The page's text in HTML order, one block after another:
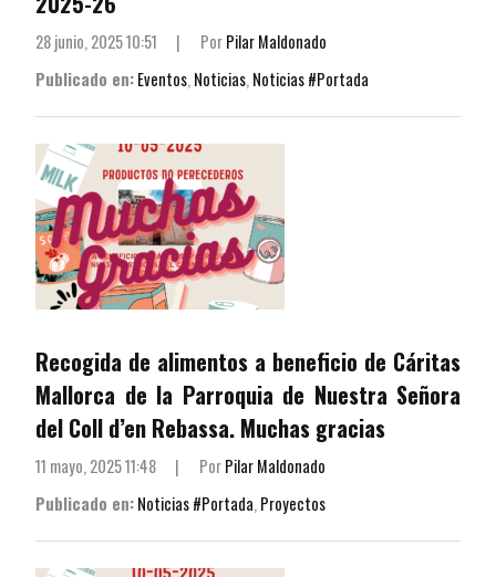
28 junio, 2025 10:51 | PorPilar Maldonado
Publicado en:Eventos, Noticias, Noticias #Portada
Recogida de alimentos a beneficio de Cáritas
Mallorca de la Parroquia de Nuestra Señora
del Coll d’en Rebassa. Muchas gracias
11 mayo, 2025 11:48 | PorPilar Maldonado
Publicado en:Noticias #Portada,Proyectos